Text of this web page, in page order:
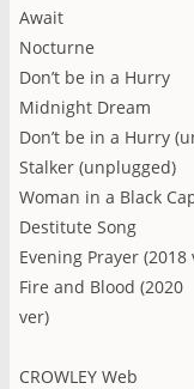
Await
Nocturne
Don’t be in a Hurry
Midnight Dream
Don’t be in a Hurry
Stalker (unplugged)
Woman in a Black
Destitute Song
Evening Prayer (2018
Fire and Blood (2020
CROWLEY Web